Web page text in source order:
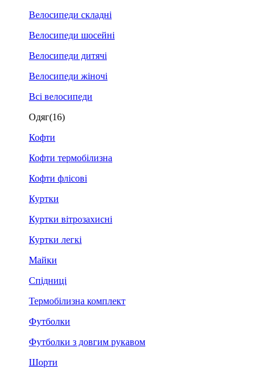
Велосипеди складні
Велосипеди шосейні
Велосипеди дитячі
Велосипеди жіночі
Всі велосипеди
Одяг(16)
Кофти
Кофти термобілизна
Кофти флісові
Куртки
Куртки вітрозахисні
Куртки легкі
Майки
Спідниці
Термобілизна комплект
Футболки
Футболки з довгим рукавом
Шорти